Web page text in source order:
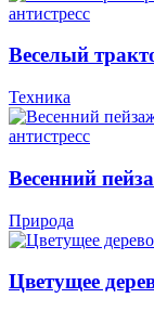
Веселый
Техника
Весенний
Природа
Цветущее